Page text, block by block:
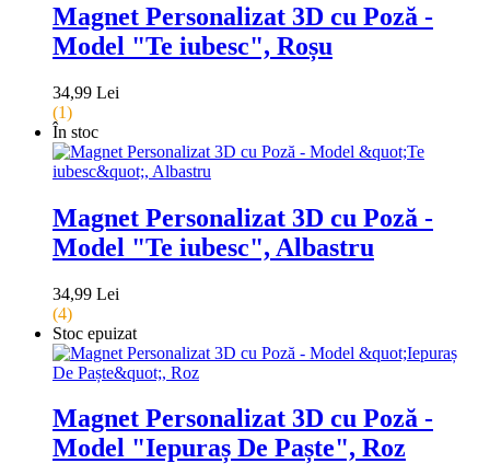
Magnet Personalizat 3D cu Poză -
Model "Te iubesc", Roșu
34,99 Lei
(1)
În stoc
Magnet Personalizat 3D cu Poză -
Model "Te iubesc", Albastru
34,99 Lei
(4)
Stoc epuizat
Magnet Personalizat 3D cu Poză -
Model "Iepuraș De Paște", Roz